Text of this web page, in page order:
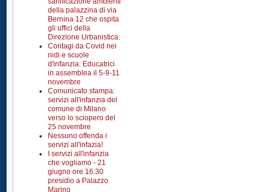
della palazzina di via
Bernina 12 che ospita
gli uffici della
Direzione Urbanistica.
Contagi da Covid nei
nidi e scuole
d'infanzia: Educatrici
in assemblea il 5-9-11
novembre
Comunicato stampa:
servizi all'infanzia del
comune di Milano
verso lo sciopero del
25 novembre
Nessuno offenda i
servizi all'infazia!
I servizi all'infanzia
che vogliamo - 21
giugno ore 16:30
presidio a Palazzo
Marino